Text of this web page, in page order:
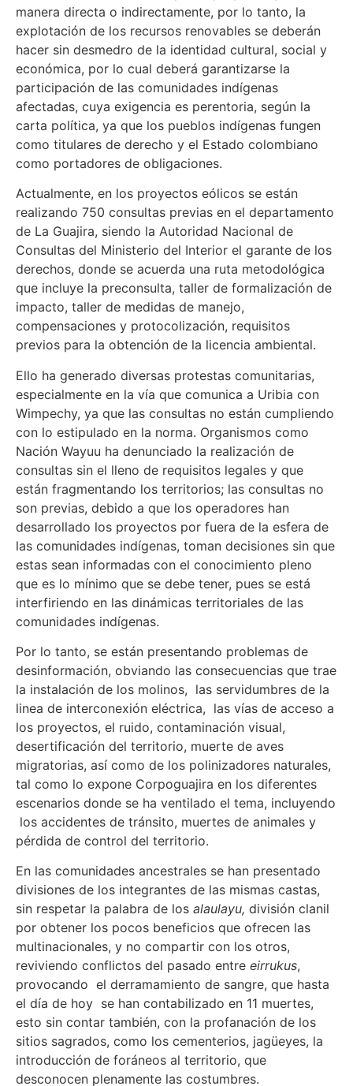
manera directa o indirectamente, por lo tanto, la
explotación de los recursos renovables se deberán
hacer sin desmedro de la identidad cultural, social y
económica, por lo cual deberá garantizarse la
participación de las comunidades indígenas
afectadas, cuya exigencia es perentoria, según la
carta política, ya que los pueblos indígenas fungen
como titulares de derecho y el Estado colombiano
como portadores de obligaciones.
Actualmente, en los proyectos eólicos se están
realizando 750 consultas previas en el departamento
de La Guajira, siendo la Autoridad Nacional de
Consultas del Ministerio del Interior el garante de los
derechos, donde se acuerda una ruta metodológica
que incluye la preconsulta, taller de formalización de
impacto, taller de medidas de manejo,
compensaciones y protocolización, requisitos
previos para la obtención de la licencia ambiental.
Ello ha generado diversas protestas comunitarias,
especialmente en la vía que comunica a Uribia con
Wimpechy, ya que las consultas no están cumpliendo
con lo estipulado en la norma. Organismos como
Nación Wayuu ha denunciado la realización de
consultas sin el lleno de requisitos legales y que
están fragmentando los territorios; las consultas no
son previas, debido a que los operadores han
desarrollado los proyectos por fuera de la esfera de
las comunidades indígenas, toman decisiones sin que
estas sean informadas con el conocimiento pleno
que es lo mínimo que se debe tener, pues se está
interfiriendo en las dinámicas territoriales de las
comunidades indígenas.
Por lo tanto, se están presentando problemas de
desinformación, obviando las consecuencias que trae
la instalación de los molinos, las servidumbres de la
linea de interconexión eléctrica, las vías de acceso a
los proyectos, el ruido, contaminación visual,
desertificación del territorio, muerte de aves
migratorias, así como de los polinizadores naturales,
tal como lo expone Corpoguajira en los diferentes
escenarios donde se ha ventilado el tema, incluyendo
los accidentes de tránsito, muertes de animales y
pérdida de control del territorio.
En las comunidades ancestrales se han presentado
divisiones de los integrantes de las mismas castas,
sin respetar la palabra de los alaulayu, división clanil
por obtener los pocos beneficios que ofrecen las
multinacionales, y no compartir con los otros,
reviviendo conflictos del pasado entre eirrukus,
provocando el derramamiento de sangre, que hasta
el día de hoy se han contabilizado en 11 muertes,
esto sin contar también, con la profanación de los
sitios sagrados, como los cementerios, jagüeyes, la
introducción de foráneos al territorio, que
desconocen plenamente las costumbres.